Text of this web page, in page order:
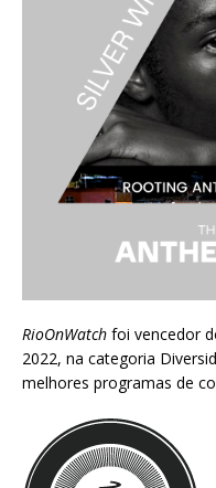
RioOnWatch foi vencedor
2022, na categoria
melhores programas de